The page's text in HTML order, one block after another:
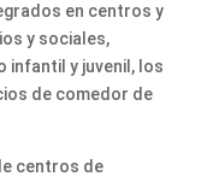
en centros y
y sociales,
infantil y juvenil, los
de comedor de
centros de